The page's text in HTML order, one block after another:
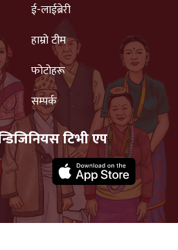
ई-लाईब्रेरी
हाम्रो टीम
फोटोहरू
सम्पर्क
टिभी एप